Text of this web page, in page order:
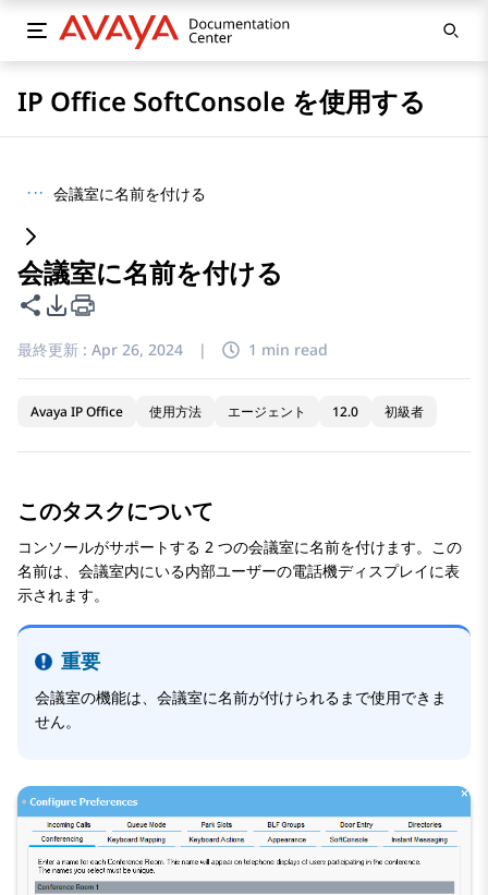
IP Office SoftConsole を使用する
··· 会議室に名前を付ける
会議室に名前を付ける
このページを共有
PDFエクスポートオプション
最終更新 : Apr 26, 2024 | 1 min read
Avaya IP Office 使用方法 エージェント 12.0 初級者
このタスクについて
コンソールがサポートする 2 つの会議室に名前を付けます。この
名前は、会議室内にいる内部ユーザーの電話機ディスプレイに表
示されます。
重要
会議室の機能は、会議室に名前が付けられるまで使用できま
せん。